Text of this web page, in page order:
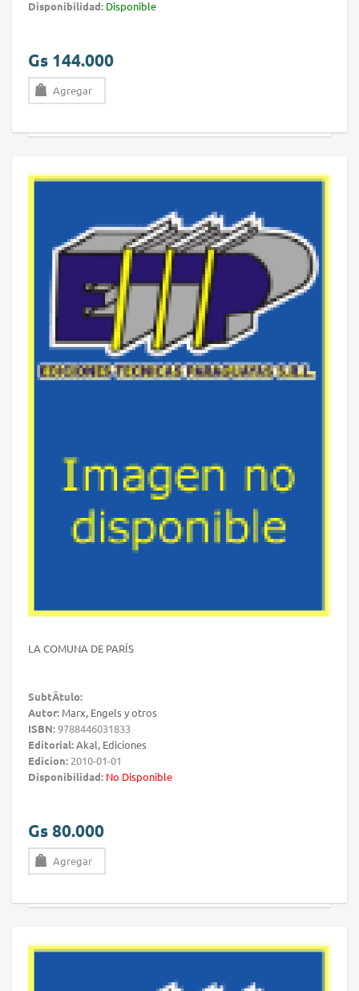
Disponibilidad: Disponible
Gs 144.000
Agregar
LA COMUNA DE PARÍS
SubtÃ­tulo:
Autor: Marx, Engels y otros
ISBN:9788446031833
Editorial:Akal, Ediciones
Edicion: 2010-01-01
Disponibilidad: No Disponible
Gs 80.000
Agregar